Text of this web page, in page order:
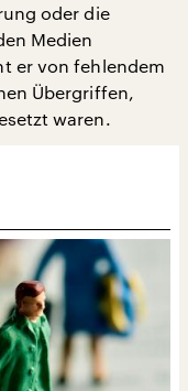
oder die
Medien
er von fehlendem
Übergriffen,
waren.